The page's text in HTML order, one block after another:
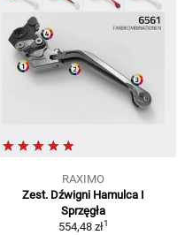
RAXIMO
Zest. Dźwigni Hamulca I
Sprzęgła
554,48 zł1